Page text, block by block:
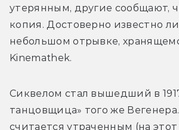
утерянным, другие сообщают,
копия. Достоверно известно
небольшом отрывке,
Kinemathek.
Сиквелом стал вышедший в
танцовщица» того же
считается утраченным (на этот